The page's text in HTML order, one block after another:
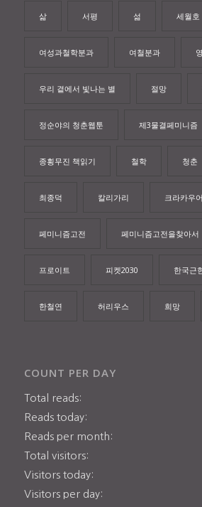
삶 서평 섦 세월호
여성과철학분과 여철분과
우리 곁에서 빛나는 별 절망
정순야의 청춘웹툰 제3물결페미니즘
종횡무진 책읽기 철학 청춘
최종덕 칼리가리 크라카우어
페미니즘고전 페미니즘고전을찾아서
프로이트 피켓2030 한국근
한철연 허리우스 희망
COUNT PER DAY
Total reads:
Reads today:
Reads per month:
Total visitors:
Visitors today:
Visitors per day: